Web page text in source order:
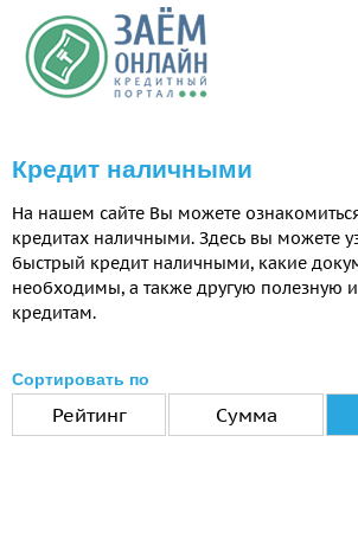
Перейти к основному содержанию
Кредит наличными
На нашем сайте Вы можете
кредитах наличными. Здесь вы можете
быстрый кредит наличными, какие
необходимы, а также другую полезную
кредитам.
Сортировать по
Рейтинг Сумма